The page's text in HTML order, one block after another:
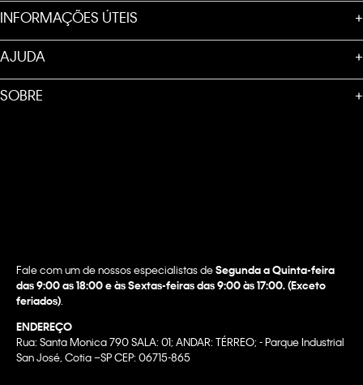
INFORMAÇÕES ÚTEIS +
AJUDA +
SOBRE +
Fale com um de nossos especialistas deSegunda a Quinta-feira
das 9:00 as 18:00 e às Sextas-feiras das 9:00 às 17:00. (Exceto
feriados)
ENDEREÇO
Rua: Santa Monica 790 SALA: 01; ANDAR: TÉRREO; - Parque Industrial
San José, Cotia –SP CEP: 06715-865